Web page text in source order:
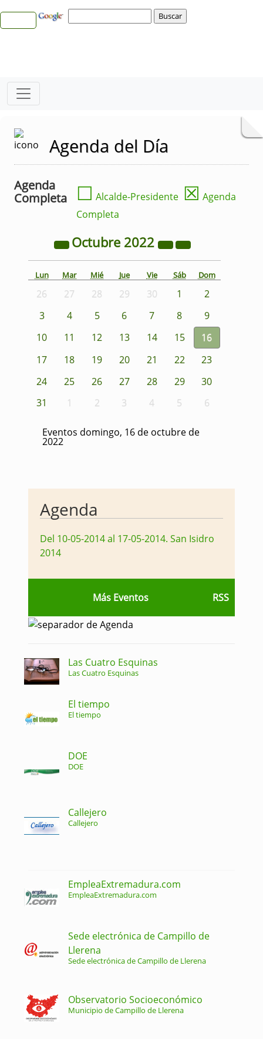
Agenda del Día
Agenda
Completa
☐ Alcalde-Presidente ☒ Agenda
Completa
Octubre 2022
Lun Mar Mié Jue Vie Sáb Dom
26 27 28 29 30 1
2
3
4 5 6 7 8
9
10
11 12 13 14 15
16
17
18 19 20 21 22
23
24
25 26 27 28 29
30
31
1 2 3 4 5 6
Eventos domingo, 16 de octubre de
2022
Agenda
Del 10-05-2014 al 17-05-2014. San Isidro
2014
Más Eventos RSS
Las Cuatro Esquinas
Las Cuatro Esquinas
El tiempo
El tiempo
DOE
DOE
Callejero
Callejero
EmpleaExtremadura.com
EmpleaExtremadura.com
Sede electrónica de Campillo de
Llerena
Sede electrónica de Campillo de Llerena
Observatorio Socioeconómico
Municipio de Campillo de Llerena